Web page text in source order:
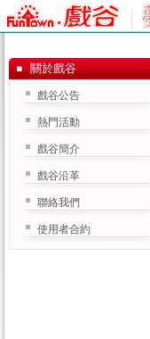
關於戲谷
戲谷公告
熱門活動
戲谷簡介
戲谷沿革
聯絡我們
使用者合約